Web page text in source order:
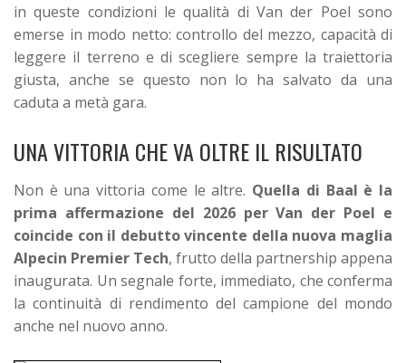
in queste condizioni le qualità di Van der Poel sono
emerse in modo netto: controllo del mezzo, capacità di
leggere il terreno e di scegliere sempre la traiettoria
giusta, anche se questo non lo ha salvato da una
caduta a metà gara.
UNA VITTORIA CHE VA OLTRE IL RISULTATO
Non è una vittoria come le altre. Quella di Baal è la
prima affermazione del 2026 per Van der Poel e
coincide con il debutto vincente della nuova maglia
Alpecin Premier Tech, frutto della partnership appena
inaugurata. Un segnale forte, immediato, che conferma
la continuità di rendimento del campione del mondo
anche nel nuovo anno.